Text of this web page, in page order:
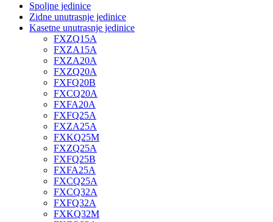
Spoljne jedinice
Zidne unutrasnje jedinice
Kasetne unutrasnje jedinice
FXZQ15A
FXZA15A
FXZA20A
FXZQ20A
FXFQ20B
FXCQ20A
FXFA20A
FXFQ25A
FXZA25A
FXKQ25M
FXZQ25A
FXFQ25B
FXFA25A
FXCQ25A
FXCQ32A
FXFQ32A
FXKQ32M